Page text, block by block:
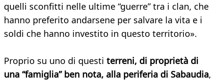
quelli sconfitti nelle ultime “guerre” tra i clan, che
hanno preferito andarsene per salvare la vita e i
soldi che hanno investito in questo territorio».
Proprio su uno di questi terreni, di proprietà di
una “famiglia” ben nota, alla periferia di Sabaudia,